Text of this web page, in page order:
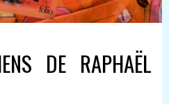
DE RAPHAËL